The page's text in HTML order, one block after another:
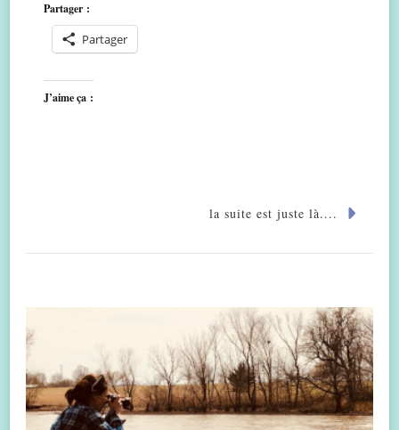
Partager :
Partager
J’aime ça :
la suite est juste là....